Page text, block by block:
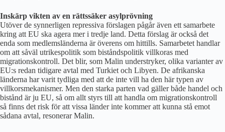
Inskärp vikten av en rättssäker asylprövning
Utöver de synnerligen repressiva förslagen pågår även ett samarbete
kring att EU ska agera mer i tredje land. Detta förslag är också det
enda som medlemsländerna är överens om hittills. Samarbetet handlar
om att såväl utrikespolitik som biståndspolitik villkoras med
migrationskontroll. Det blir, som Malin understryker, olika varianter av
EU:s redan tidigare avtal med Turkiet och Libyen. De afrikanska
länderna har varit tydliga med att de inte vill ha den här typen av
villkorsmekanismer. Men den starka parten vad gäller både handel och
bistånd är ju EU, så om allt styrs till att handla om migrationskontroll
så finns det risk för att vissa länder inte kommer att kunna stå emot
sådana avtal, resonerar Malin.